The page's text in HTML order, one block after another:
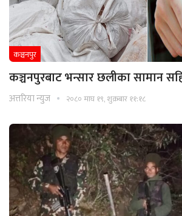
कञ्चनपुर
कञ्चनपुरबाट भन्सार छलीका सामान
अत्तरिया न्युज २०८० माघ १९, शुक्रबार ११:१८